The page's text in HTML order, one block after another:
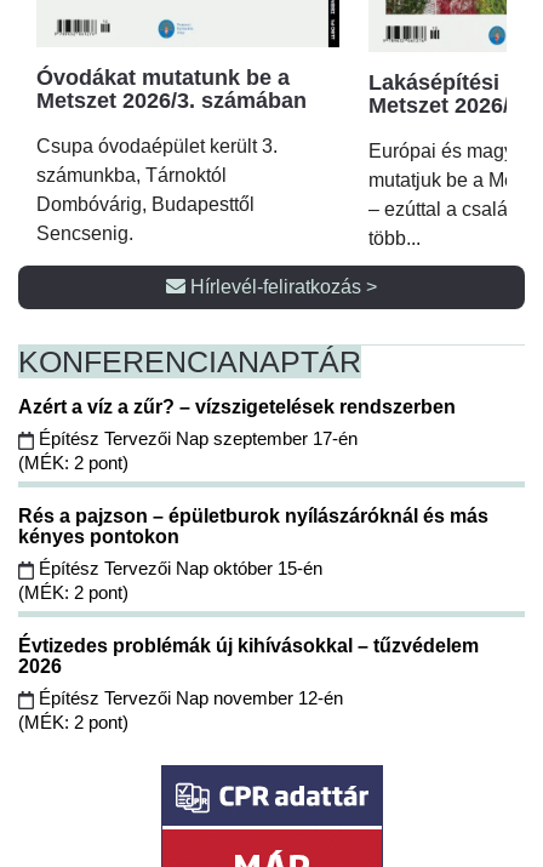
Óvodákat mutatunk be a
Metszet 2026/3. számában
Csupa óvodaépület került 3.
számunkba, Tárnoktól
Dombóvárig, Budapesttől
Sencsenig.
Lakásépítési
Metszet 2026/2.
Európai és magyar
mutatjuk be a
– ezúttal a családi
több...
Hírlevél-feliratkozás >
KONFERENCIANAPTÁR
Azért a víz a zűr? – vízszigetelések rendszerben
Építész Tervezői Nap szeptember 17-én
(MÉK: 2 pont)
Rés a pajzson – épületburok nyílászáróknál és más
kényes pontokon
Építész Tervezői Nap október 15-én
(MÉK: 2 pont)
Évtizedes problémák új kihívásokkal – tűzvédelem
2026
Építész Tervezői Nap november 12-én
(MÉK: 2 pont)